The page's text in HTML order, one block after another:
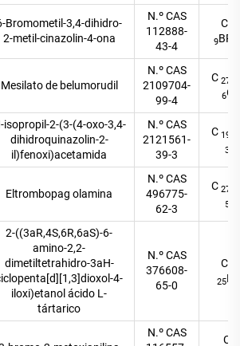
Bromometil-3,4-dihidro-
2-metil-cinazolin-4-ona
N.º CAS
112888-
43-4
C
9
Mesilato de belumorudil
N.º CAS
2109704-
99-4
C 27
6O
isopropil-2-(3-(4-oxo-3,4-
dihidroquinazolin-2-
il)fenoxi)acetamida
N.º CAS
2121561-
39-3
C 19
3
Eltrombopag olamina
N.º CAS
496775-
62-3
C 27
5
2-((3aR,4S,6R,6aS)-6-
amino-2,2-
dimetiltetrahidro-3aH-
4-
iloxi)etanol ácido L-
tártarico
N.º CAS
376608-
65-0
C
25
N.º CAS
C